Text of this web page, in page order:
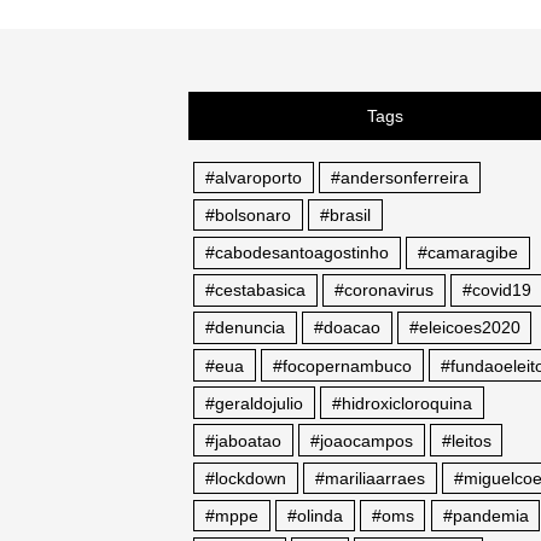
Tags
#alvaroporto
#andersonferreira
#bolsonaro
#brasil
#cabodesantoagostinho
#camaragibe
#cestabasica
#coronavirus
#covid19
#denuncia
#doacao
#eleicoes2020
#eua
#focopernambuco
#geraldojulio
#hidroxicloroquina
#jaboatao
#joaocampos
#leitos
#lockdown
#mariliaarraes
#mppe
#olinda #oms #pandemia